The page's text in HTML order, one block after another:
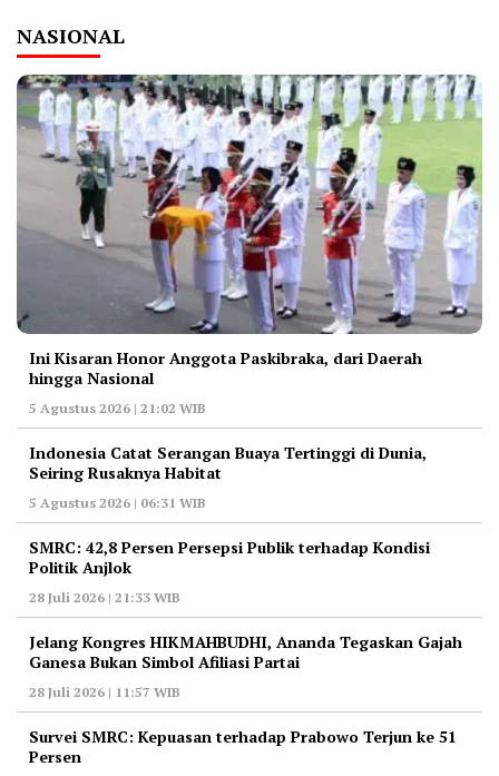
NASIONAL
Ini Kisaran Honor Anggota Paskibraka, dari Daerah
hingga Nasional
5 Agustus 2026 | 21:02 WIB
Indonesia Catat Serangan Buaya Tertinggi di Dunia,
Seiring Rusaknya Habitat
5 Agustus 2026 | 06:31 WIB
‎SMRC: 42,8 Persen Persepsi Publik terhadap Kondisi
Politik Anjlok
28 Juli 2026 | 21:33 WIB
‎Jelang Kongres HIKMAHBUDHI, Ananda Tegaskan Gajah
Ganesa Bukan Simbol Afiliasi Partai
28 Juli 2026 | 11:57 WIB
‎Survei SMRC: Kepuasan terhadap Prabowo Terjun ke 51
Persen